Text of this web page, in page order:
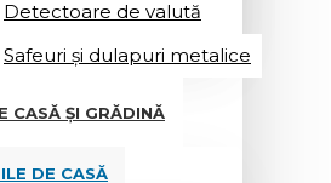
Detectoare de valută
Safeuri și dulapuri metalice
CASĂ ȘI GRĂDINĂ
DE CASĂ